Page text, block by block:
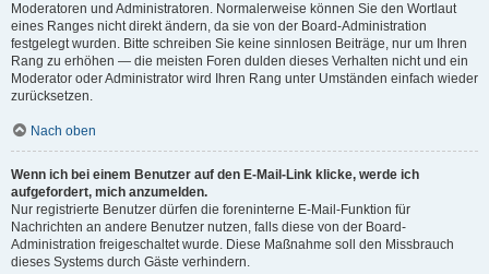
Moderatoren und Administratoren. Normalerweise können Sie den Wortlaut
eines Ranges nicht direkt ändern, da sie von der Board-Administration
festgelegt wurden. Bitte schreiben Sie keine sinnlosen Beiträge, nur um Ihren
Rang zu erhöhen — die meisten Foren dulden dieses Verhalten nicht und ein
Moderator oder Administrator wird Ihren Rang unter Umständen einfach wieder
zurücksetzen.
Nach oben
Wenn ich bei einem Benutzer auf den E-Mail-Link klicke, werde ich
aufgefordert, mich anzumelden.
Nur registrierte Benutzer dürfen die foreninterne E-Mail-Funktion für
Nachrichten an andere Benutzer nutzen, falls diese von der Board-
Administration freigeschaltet wurde. Diese Maßnahme soll den Missbrauch
dieses Systems durch Gäste verhindern.